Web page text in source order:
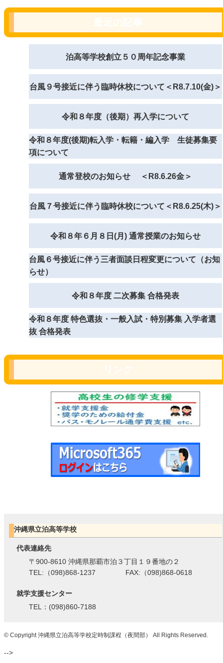
泊高等学校創立５０周年記念事業
台風９号接近に伴う臨時休校について＜R8.7.10(金)＞
令和８年度（後期）再入学について
令和８年度(後期)転入学・転籍・編入学 生徒募集要
項について
通常登校のお知らせ ＜R8.6.26金＞
台風７号接近に伴う臨時休校について＜R8.6.25(木)＞
令和８年６月８日(月) 通常授業のお知らせ
台風６号接近に伴う三者面談日程変更について（お知
らせ）
令和８年度 二次募集 合格発表
令和８年度 特色選抜・一般入試・特別募集 入学者選
抜 合格発表
沖縄県立泊高等学校
代表連絡先
〒900-8610 沖縄県那覇市泊３丁目１９番地の２
TEL:（098)868-1237 FAX:（098)868-0618
就学支援センター
TEL：(098)860-7188
© Copyright 沖縄県立泊高等学校定時制課程（夜間部） All Rights Reserved.
-->